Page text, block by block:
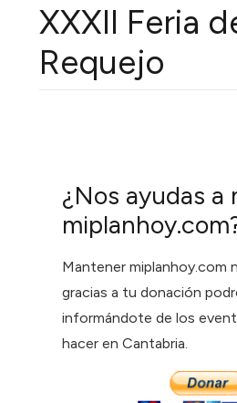
XXXII Feria
Requejo
¿Nos ayudas a
Mantener miplanhoy.com
gracias a tu donación
informándote de los
hacer en Cantabria.